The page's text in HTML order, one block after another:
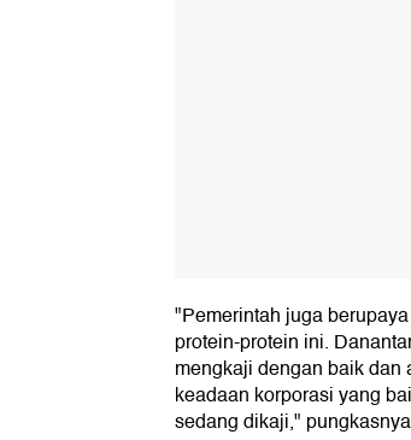
"Pemerintah juga
protein-protein ini.
mengkaji dengan baik
keadaan korporasi yang
sedang dikaji,"